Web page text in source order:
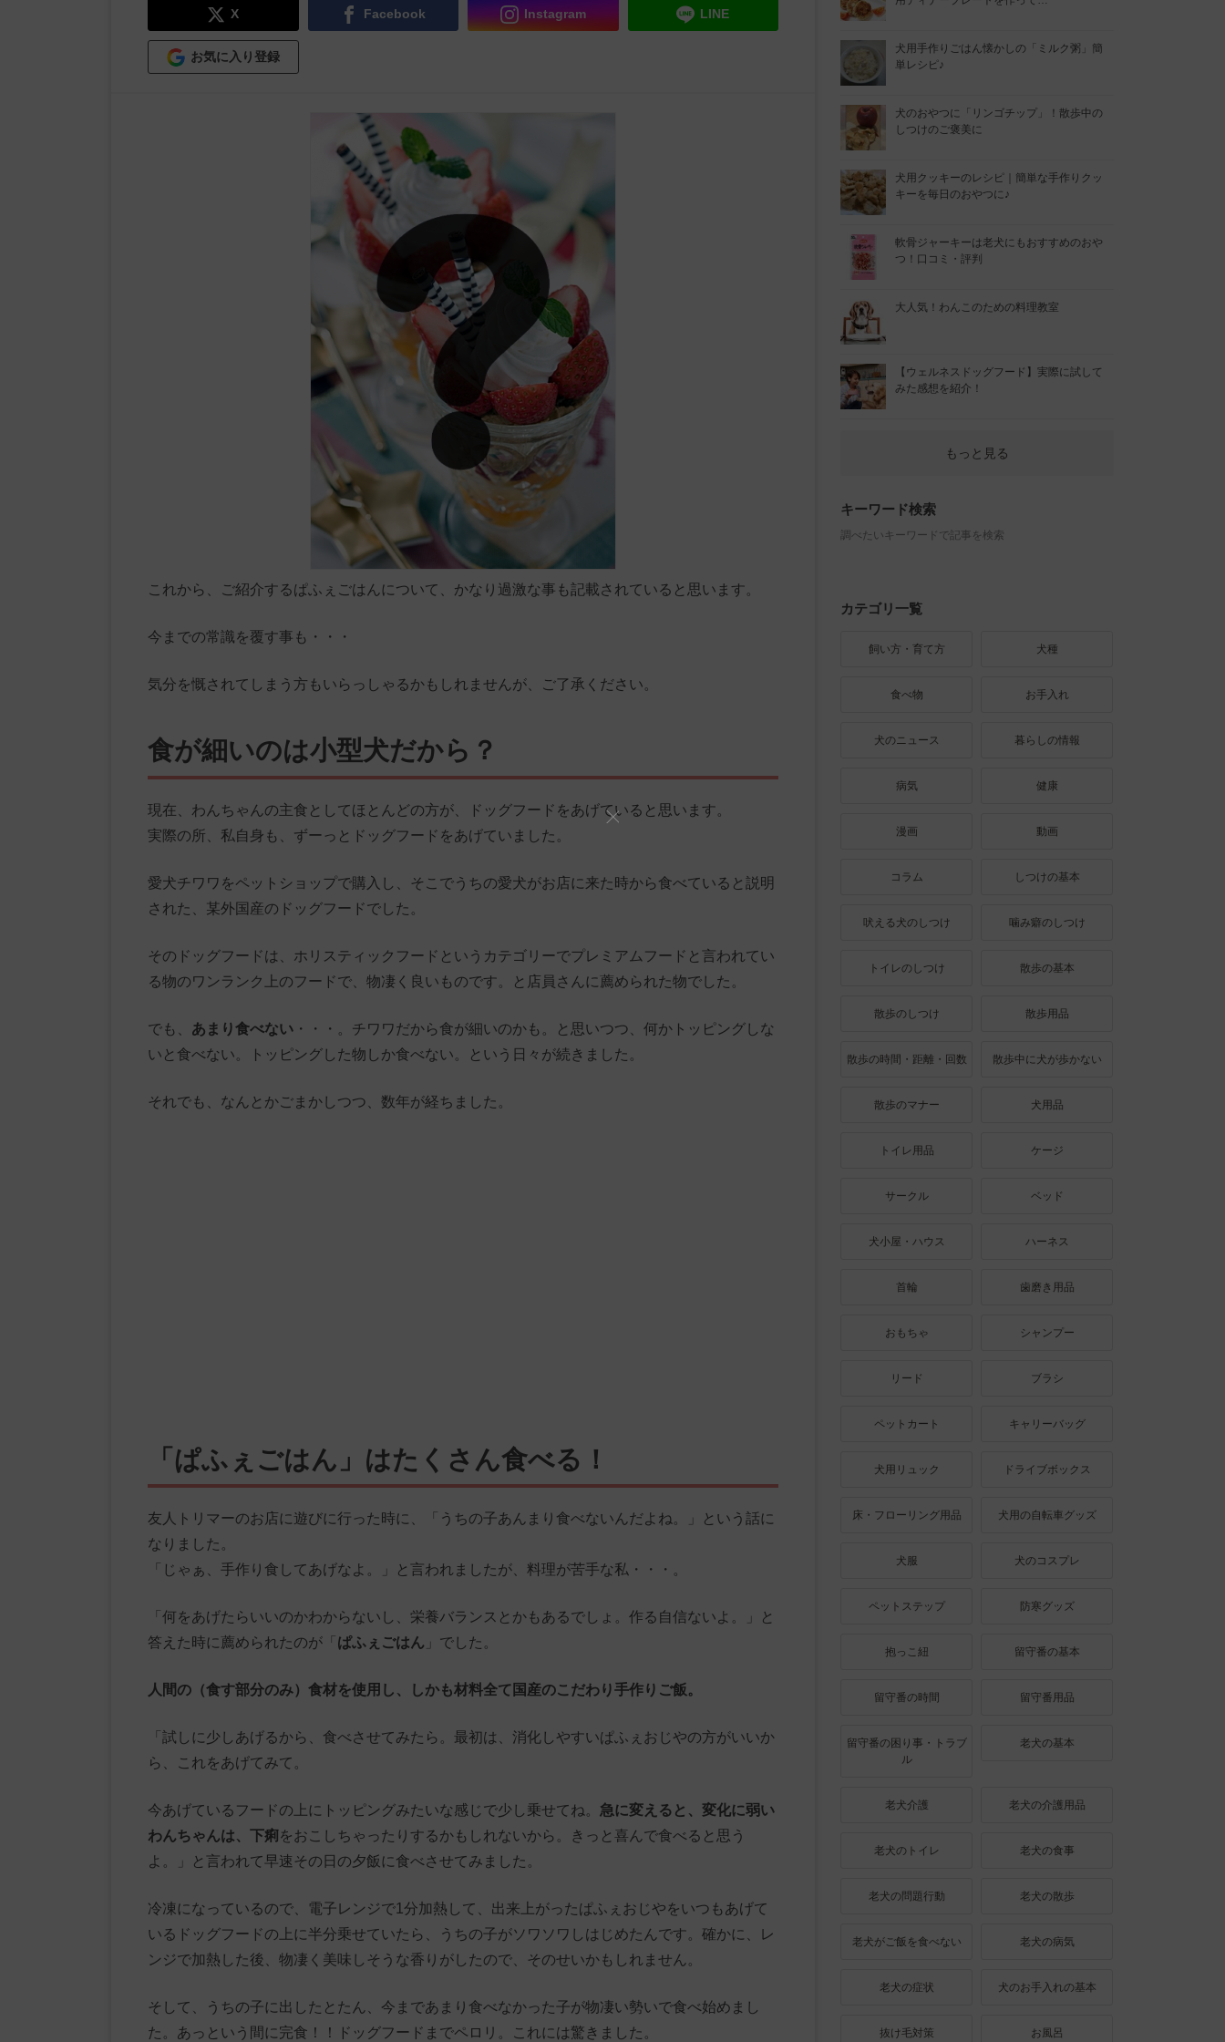
X Facebook Instagram LINE
お気に入り登録
これから、ご紹介するぱふぇごはんについて、かなり過激な事も記載されていると思います。
今までの常識を覆す事も・・・
気分を慨されてしまう方もいらっしゃるかもしれませんが、ご了承ください。
食が細いのは小型犬だから？
現在、わんちゃんの主食としてほとんどの方が、ドッグフードをあげていると思います。
実際の所、私自身も、ずーっとドッグフードをあげていました。
愛犬チワワをペットショップで購入し、そこでうちの愛犬がお店に来た時から食べていると説明
された、某外国産のドッグフードでした。
そのドッグフードは、ホリスティックフードというカテゴリーでプレミアムフードと言われてい
る物のワンランク上のフードで、物凄く良いものです。と店員さんに薦められた物でした。
でも、 あまり食べない ・・・。チワワだから食が細いのかも。と思いつつ、何かトッピングしな
いと食べない。トッピングした物しか食べない。という日々が続きました。
それでも、なんとかごまかしつつ、数年が経ちました。
「ぱふぇごはん」はたくさん食べる！
友人トリマーのお店に遊びに行った時に、「うちの子あんまり食べないんだよね。」という話に
なりました。
「じゃぁ、手作り食してあげなよ。」と言われましたが、料理が苦手な私・・・。
「何をあげたらいいのかわからないし、栄養バランスとかもあるでしょ。作る自信ないよ。」と
答えた時に薦められたのが「 ぱふぇごはん 」でした。
人間の（食す部分のみ）食材を使用し、しかも材料全て国産のこだわり手作りご飯。
「試しに少しあげるから、食べさせてみたら。最初は、消化しやすいぱふぇおじやの方がいいか
ら、これをあげてみて。
今あげているフードの上にトッピングみたいな感じで少し乗せてね。 急に変えると、変化に弱い
わんちゃんは、下痢をおこしちゃったりするかもしれないから。きっと喜んで食べると思う
よ。」と言われて早速その日の夕飯に食べさせてみました。
冷凍になっているので、電子レンジで1分加熱して、出来上がったぱふぇおじやをいつもあげて
いるドッグフードの上に半分乗せていたら、うちの子がソワソワしはじめたんです。確かに、レ
ンジで加熱した後、物凄く美味しそうな香りがしたので、そのせいかもしれません。
そして、うちの子に出したとたん、今まであまり食べなかった子が物凄い勢いで食べ始めまし
た。あっという間に完食！！ドッグフードまでペロリ。これには驚きました。
犬用手作りごはん懐かしの「ミルク粥」簡
単レシピ♪
犬のおやつに「リンゴチップ」！散歩中の
しつけのご褒美に
犬用クッキーのレシピ｜簡単な手作りクッ
キーを毎日のおやつに♪
軟骨ジャーキーは老犬にもおすすめのおや
つ！口コミ・評判
大人気！わんこのための料理教室
【ウェルネスドッグフード】実際に試して
みた感想を紹介！
もっと見る
キーワード検索
調べたいキーワードで記事を検索
カテゴリ一覧
飼い方・育て方 犬種
食べ物 お手入れ
犬のニュース 暮らしの情報
病気 健康
漫画 動画
コラム しつけの基本
吠える犬のしつけ 噛み癖のしつけ
トイレのしつけ 散歩の基本
散歩のしつけ 散歩用品
散歩の時間・距離・回数 散歩中に犬が歩かない
散歩のマナー 犬用品
トイレ用品 ケージ
サークル ベッド
犬小屋・ハウス ハーネス
首輪 歯磨き用品
おもちゃ シャンプー
リード ブラシ
ペットカート キャリーバッグ
犬用リュック ドライブボックス
床・フローリング用品 犬用の自転車グッズ
犬服 犬のコスプレ
ペットステップ 防寒グッズ
抱っこ紐 留守番の基本
留守番の時間 留守番用品
留守番の困り事・トラブ
ル
老犬の基本
老犬介護 老犬の介護用品
老犬のトイレ 老犬の食事
老犬の問題行動 老犬の散歩
老犬がご飯を食べない 老犬の病気
老犬の症状 犬のお手入れの基本
抜け毛対策 お風呂